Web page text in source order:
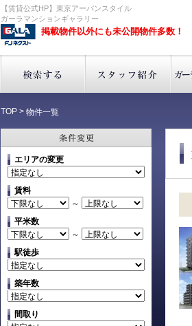
【賃貸公式HP】東京アーバンスタイル
ガーラマンションギャラリー
掲載物件以外にも未公開物件多数！
TOP > 物件一覧
エリアの変更
賃料
～
平米数
～
駅徒歩
築年数
間取り